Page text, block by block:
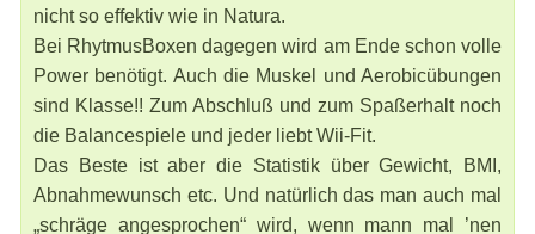
nicht so effektiv wie in Natura.
Bei RhytmusBoxen dagegen wird am Ende schon volle
Power benötigt. Auch die Muskel und Aerobicübungen
sind Klasse!! Zum Abschluß und zum Spaßerhalt noch
die Balancespiele und jeder liebt Wii-Fit.
Das Beste ist aber die Statistik über Gewicht, BMI,
Abnahmewunsch etc. Und natürlich das man auch mal
„schräge angesprochen“ wird, wenn mann mal ’nen